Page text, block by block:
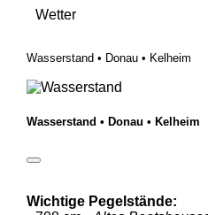
Wetter
Wasserstand • Donau • Kelheim
Wasserstand • Donau • Kelheim
Wichtige Pegelstände: